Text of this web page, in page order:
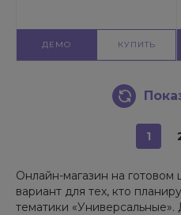
ДЕМО КУПИТЬ
1
Онлайн-магазин на
вариант для тех, кто
тематики «Универсальные».